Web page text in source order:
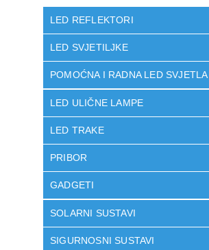
LED REFLEKTORI
LED SVJETILJKE
POMOĆNA I RADNA LED SVJETLA
LED ULIČNE LAMPE
LED TRAKE
PRIBOR
GADGETI
SOLARNI SUSTAVI
SIGURNOSNI SUSTAVI